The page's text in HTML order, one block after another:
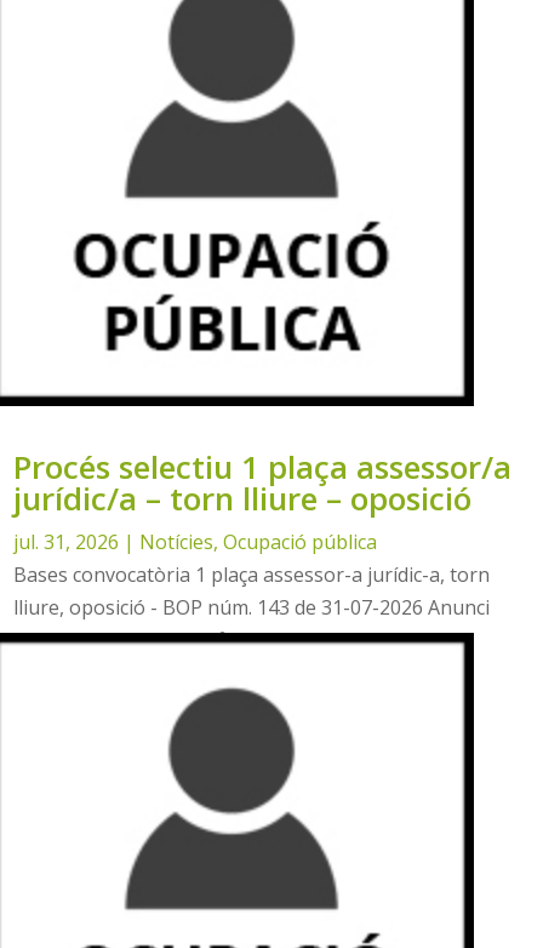
Procés selectiu 1 plaça assessor/a
jurídic/a – torn lliure – oposició
jul. 31, 2026 | Notícies,Ocupació pública
Bases convocatòria 1 plaça assessor-a jurídic-a, torn
lliure, oposició - BOP núm. 143 de 31-07-2026 Anunci
convocatòria - DOGV nº 10424 de 07-08-2026